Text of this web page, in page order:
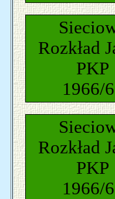
Rozkład
PKP
1966/
Rozkład
PKP
1966/